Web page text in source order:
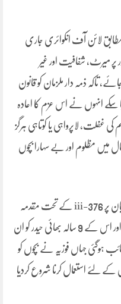
لائن آف انکوائری جاری
میرٹ، شفافیت اور غیر
تاکہ ذمہ دار ملزمان کو قانون
جا سکے انہوں نے اس عزم کا اعادہ
غفلت، لاپرواہی یا کوتاہی ہرگز
میں مظلوم اور بے سہارا بچوں
نے حالیہ سال 26 دسمبر کو متاثرہ بچی کے بیان پر iii-376 کے تحت مقدمہ
درج کیا تھا جس کے مطابق 11 سالہ نور فاطمہ اور اس کے 9 سالہ بھائی حیدر کو ان
ہوگئی جہاں فوزیہ نے بچوں کو
لئے استعمال کرنا شروع کردیا